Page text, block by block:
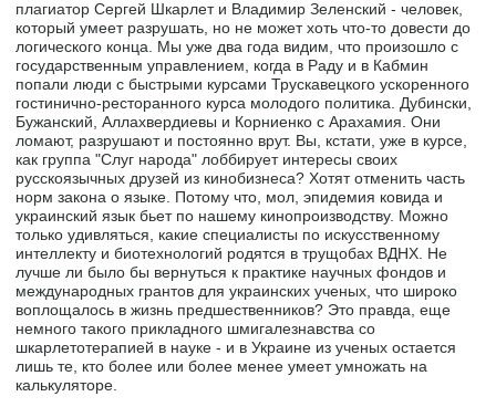
плагиатор Сергей Шкарлет и Владимир Зеленский - человек,
который умеет разрушать, но не может хоть что-то довести до
логического конца. Мы уже два года видим, что произошло с
государственным управлением, когда в Раду и в Кабмин
попали люди с быстрыми курсами Трускавецкого ускоренного
гостинично-ресторанного курса молодого политика. Дубински,
Бужанский, Аллахвердиевы и Корниенко с Арахамия. Они
ломают, разрушают и постоянно врут. Вы, кстати, уже в курсе,
как группа "Слуг народа" лоббирует интересы своих
русскоязычных друзей из кинобизнеса? Хотят отменить часть
норм закона о языке. Потому что, мол, эпидемия ковида и
украинский язык бьет по нашему кинопроизводству. Можно
только удивляться, какие специалисты по искусственному
интеллекту и биотехнологий родятся в трущобах ВДНХ. Не
лучше ли было бы вернуться к практике научных фондов и
международных грантов для украинских ученых, что широко
воплощалось в жизнь предшественников? Это правда, еще
немного такого прикладного шмигалезнавства со
шкарлетотерапией в науке - и в Украине из ученых остается
лишь те, кто более или более менее умеет умножать на
калькуляторе.